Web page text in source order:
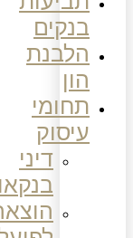
בנקים
הלבנת
הון
תחומי
עיסוק
דיני
בנקאות
הוצאה